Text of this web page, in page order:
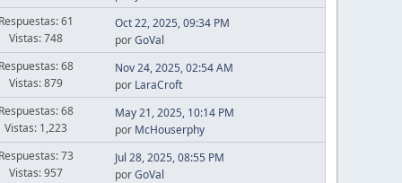
61
Vistas: 748
Oct 22, 2025, 09:34 PM
porGoVal
68
Vistas: 879
Nov 24, 2025, 02:54 AM
por LaraCroft
68
Vistas: 1,223
May 21, 2025, 10:14 PM
por McHouserphy
73
Vistas: 957
Jul 28, 2025, 08:55 PM
porGoVal